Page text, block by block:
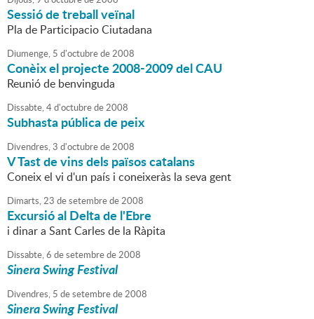
Sessió de treball veïnal
Pla de Participacio Ciutadana
Diumenge, 5 d'octubrede2008
Conèix el projecte 2008-2009 del CAU
Reunió de benvinguda
Dissabte,4d'octubrede2008
Subhasta pública de peix
Divendres,3 d'octubrede2008
V Tast de vins dels països catalans
Coneix el vi d'un país i coneixeràs la seva gent
Dimarts,23 desetembrede2008
Excursió al Delta de l'Ebre
i dinar a Sant Carles de la Ràpita
Dissabte,6 desetembrede2008
Sinera Swing Festival
Divendres, 5 desetembrede2008
Sinera Swing Festival